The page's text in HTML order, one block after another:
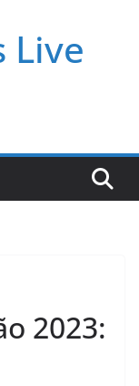
Live
2023: